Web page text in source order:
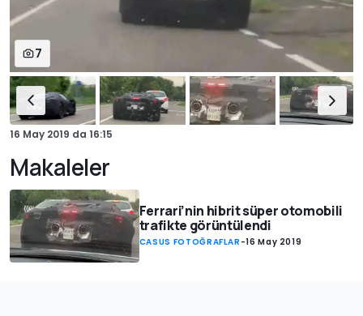
7
16 May 2019 da 16:15
Makaleler
Ferrari’nin hibrit süper otomobili
trafikte görüntülendi
CASUS FOTOĞRAFLAR -16 May 2019